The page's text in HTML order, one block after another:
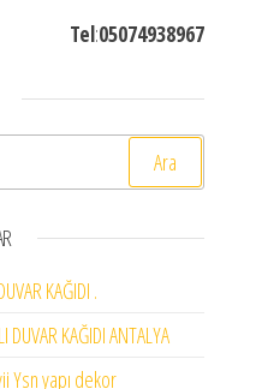
Tel:05074938967
KAĞIDI .
KAĞIDI ANTALYA
Ysn yapı dekor